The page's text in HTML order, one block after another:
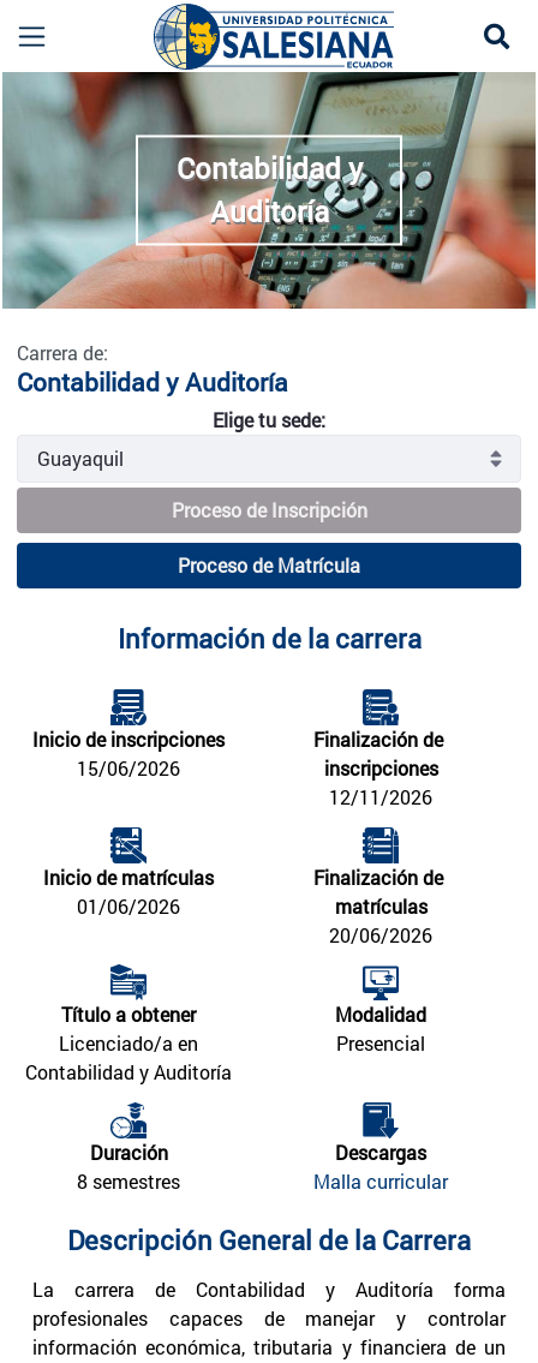
Contabilidad y Auditoría - Guayaquil
Contabilidad y
Auditoría
Carrera de:
Contabilidad y Auditoría
Elige tu sede:
Proceso de Inscripción
Proceso de Matrícula
Información de la carrera
Inicio de inscripciones
15/06/2026
Finalización de
inscripciones
12/11/2026
Inicio de matrículas
01/06/2026
Finalización de
matrículas
20/06/2026
Título a obtener
Licenciado/a en
Contabilidad y Auditoría
Modalidad
Presencial
Duración
8 semestres
Descargas
Malla curricular
Descripción General de la Carrera
La carrera de Contabilidad y Auditoría forma
profesionales capaces de manejar y controlar
información económica, tributaria y financiera de un